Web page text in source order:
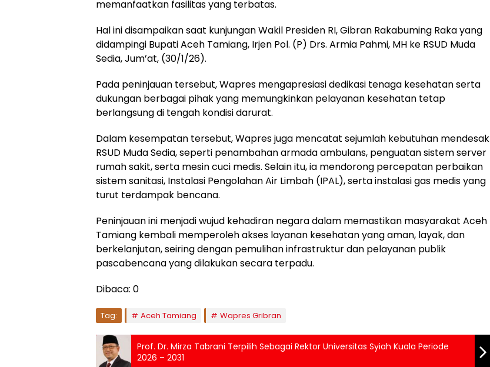
memanfaatkan fasilitas yang terbatas.
Hal ini disampaikan saat kunjungan Wakil Presiden RI, Gibran Rakabuming Raka yang
didampingi Bupati Aceh Tamiang, Irjen Pol. (P) Drs. Armia Pahmi, MH ke RSUD Muda
Sedia, Jum’at, (30/1/26).
Pada peninjauan tersebut, Wapres mengapresiasi dedikasi tenaga kesehatan serta
dukungan berbagai pihak yang memungkinkan pelayanan kesehatan tetap
berlangsung di tengah kondisi darurat.
Dalam kesempatan tersebut, Wapres juga mencatat sejumlah kebutuhan mendesak
RSUD Muda Sedia, seperti penambahan armada ambulans, penguatan sistem server
rumah sakit, serta mesin cuci medis. Selain itu, ia mendorong percepatan perbaikan
sistem sanitasi, Instalasi Pengolahan Air Limbah (IPAL), serta instalasi gas medis yang
turut terdampak bencana.
Peninjauan ini menjadi wujud kehadiran negara dalam memastikan masyarakat Aceh
Tamiang kembali memperoleh akses layanan kesehatan yang aman, layak, dan
berkelanjutan, seiring dengan pemulihan infrastruktur dan pelayanan publik
pascabencana yang dilakukan secara terpadu.
Dibaca: 0
Tag: Aceh Tamiang Wapres Gribran
Prof. Dr. Mirza Tabrani Terpilih Sebagai Rektor Universitas Syiah Kuala Periode
2026 – 2031